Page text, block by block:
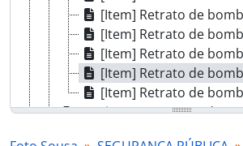
[Item] Retrato de
[Item] Retrato de
[Item] Retrato de
[Item] Retrato de
[Item] Retrato de
[Series] Forças armadas